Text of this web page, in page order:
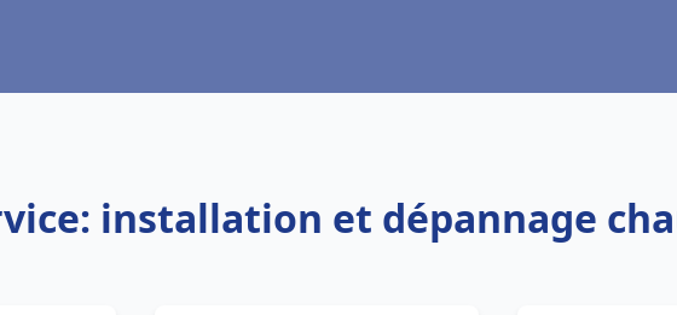
installation et dépannage